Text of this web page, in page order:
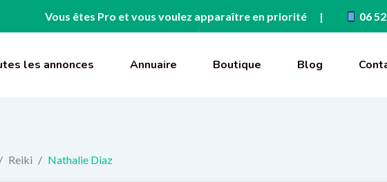
Vous êtes Pro et vous voulez apparaître en priorité 06
les annonces Annuaire Boutique Blog
/ Reiki / Nathalie Diaz